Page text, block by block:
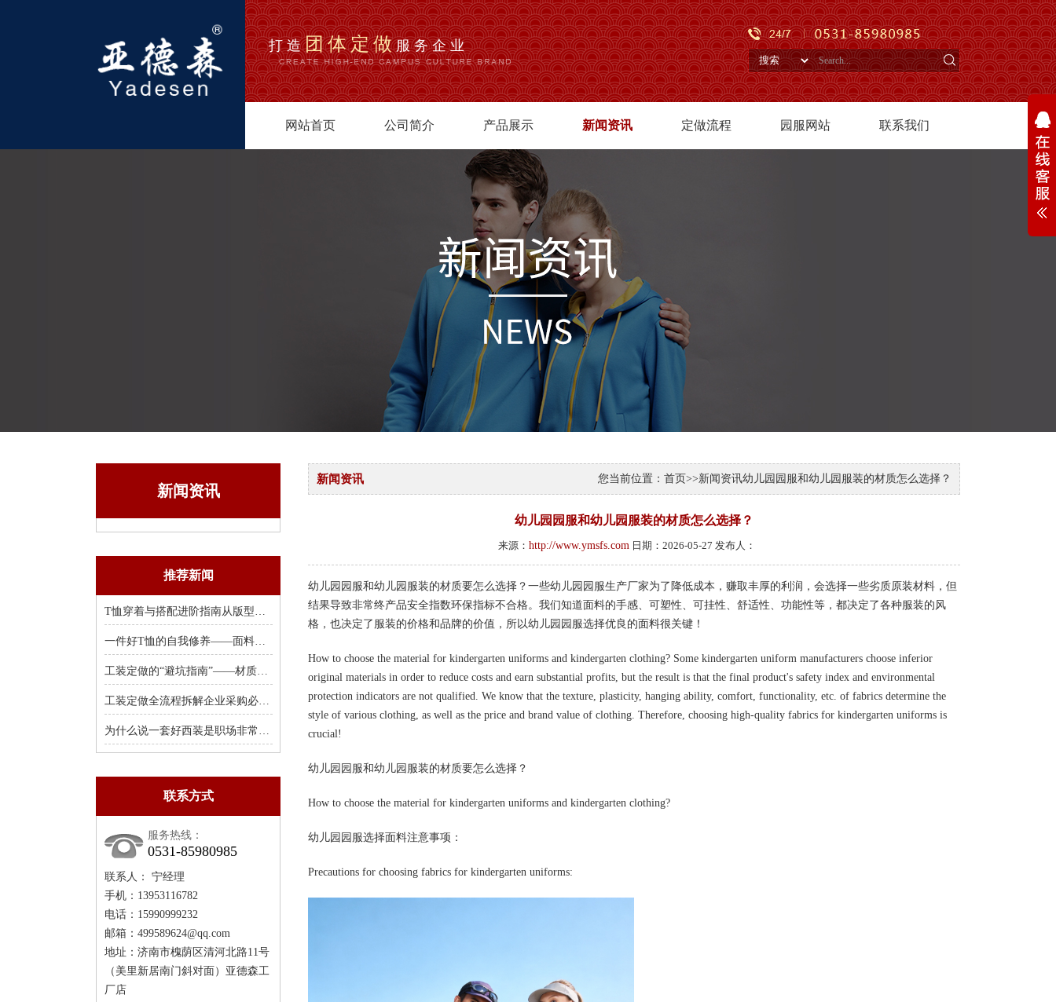
打造团体定做服务企业
网站首页 公司简介 产品展示 新闻资讯 定做流程 园服网站 联系我们
新闻资讯
推荐新闻
T恤穿着与搭配进阶指南从版型选择到风格塑造
一件好T恤的自我修养——面料、克重、领口
工装定做的“避坑指南”——材质、工艺
工装定做全流程拆解企业采购必知的8个关键环节
为什么说一套好西装是职场非常值得的投资
联系方式
服务热线：
0531-85980985
联系人： 宁经理
手机：13953116782
电话：15990999232
邮箱：499589624@qq.com
地址：济南市槐荫区清河北路11号
（美里新居南门斜对面）亚德森工
厂店
您当前位置： 首页>>新闻资讯幼儿园园服和幼儿园服装的材质怎么选择？
新闻资讯
幼儿园园服和幼儿园服装的材质怎么选择？
来源： http://www.ymsfs.com 日期：2026-05-27 发布人：
幼儿园园服和幼儿园服装的材质要怎么选择？一些幼儿园园服生产厂家为了降低成本，赚取丰厚的利润，会选择一些劣质原装材料，但
结果导致非常终产品安全指数环保指标不合格。我们知道面料的手感、可塑性、可挂性、舒适性、功能性等，都决定了各种服装的风
格，也决定了服装的价格和品牌的价值，所以幼儿园园服选择优良的面料很关键！
How to choose the material for kindergarten uniforms and kindergarten clothing? Some kindergarten uniform manufacturers choose inferior
original materials in order to reduce costs and earn substantial profits, but the result is that the final product's safety index and environmental
protection indicators are not qualified. We know that the texture, plasticity, hanging ability, comfort, functionality, etc. of fabrics determine the
style of various clothing, as well as the price and brand value of clothing. Therefore, choosing high-quality fabrics for kindergarten uniforms is
crucial!
幼儿园园服和幼儿园服装的材质要怎么选择？
How to choose the material for kindergarten uniforms and kindergarten clothing?
幼儿园园服选择面料注意事项：
Precautions for choosing fabrics for kindergarten uniforms: